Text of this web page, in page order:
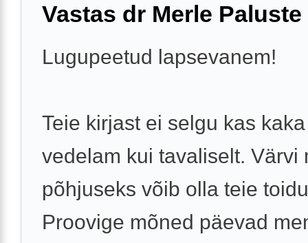
Vastas dr Merle Paluste
Lugupeetud lapsevanem!
Teie kirjast ei selgu kas
vedelam kui tavaliselt. Värvi
põhjuseks võib olla teie
Proovige mõned päevad